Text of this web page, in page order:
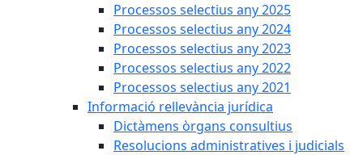
Processos selectius any 2025
Processos selectius any 2024
Processos selectius any 2023
Processos selectius any 2022
Processos selectius any 2021
Informació rellevància jurídica
Dictàmens òrgans consultius
Resolucions administratives i judicials